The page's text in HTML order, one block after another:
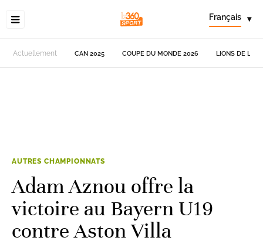
Français ▾
Actuellement CAN 2025 COUPE DU MONDE 2026 LIONS DE
AUTRES CHAMPIONNATS
Adam Aznou offre la
victoire au Bayern U19
contre Aston Villa